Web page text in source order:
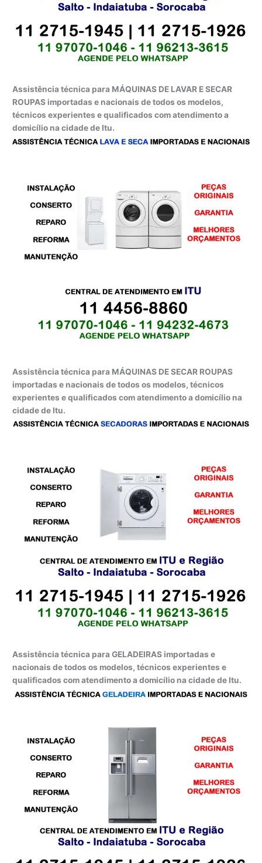
Assistência técnica para MÁQUINAS DE LAVAR E SECAR
ROUPAS importadas e nacionais de todos os modelos,
técnicos experientes e qualificados com atendimento a
domicílio na cidade de Itu.
Assistência técnica para MÁQUINAS DE SECAR ROUPAS
importadas e nacionais de todos os modelos, técnicos
experientes e qualificados com atendimento a domicílio na
cidade de Itu.
Assistência técnica para GELADEIRAS importadas e
nacionais de todos os modelos, técnicos experientes e
qualificados com atendimento a domicílio na cidade de Itu.